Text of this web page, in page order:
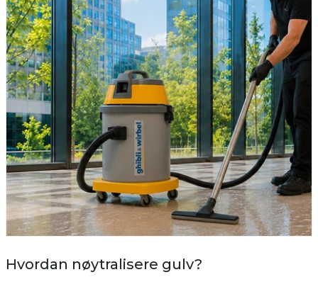
Hvordan nøytralisere gulv?